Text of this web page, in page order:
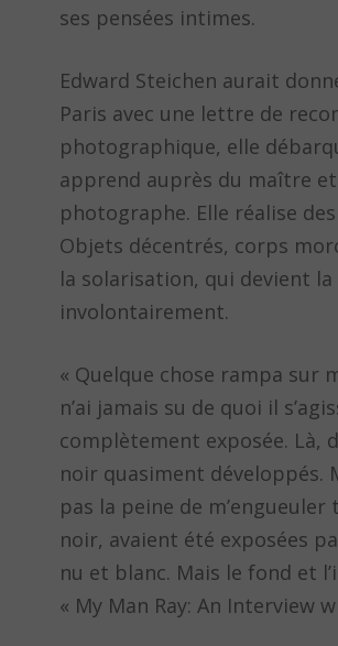
ses pensées intimes.
Edward Steichen aurait
Paris avec une lettre de
photographique, elle
apprend auprès du maître
photographe. Elle réalise
Objets décentrés, corps
la solarisation, qui devient
involontairement.
« Quelque chose rampa sur
n’ai jamais su de quoi il
complètement exposée. Là,
noir quasiment développés.
pas la peine de
noir, avaient été exposées
nu et blanc. Mais le fond et
« My Man Ray: An Interview